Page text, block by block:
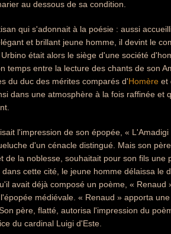
au dessous de sa condition.
qui s'adonnait à la poésie : aussi
et brillant jeune homme, il devint le
était alors le siège d'une société
temps entre la lecture des chants de son
du duc des mérites comparés d'Homère et
dans une atmosphère à la fois raffinée
l'impression de son épopée, «
d'un cénacle distingué. Mais son
de la noblesse, souhaitait pour son fils
cette cité, le jeune homme délaissa le
avait déjà composé un poème, «
médiévale. « Renaud » apporta
père, flatté, autorisa l'impression du
du cardinal Luigi d'Este.